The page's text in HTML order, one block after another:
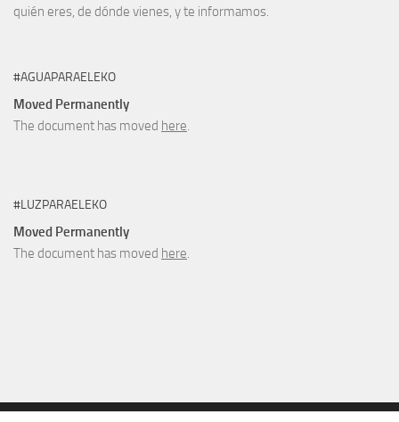
quién eres, de dónde vienes, y te informamos.
#AGUAPARAELEKO
Moved Permanently
The document has moved here.
#LUZPARAELEKO
Moved Permanently
The document has moved here.